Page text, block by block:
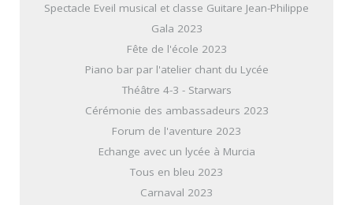
Spectacle Eveil musical et classe Guitare Jean-Philippe
Gala 2023
Fête de l'école 2023
Piano bar par l'atelier chant du Lycée
Théâtre 4-3 - Starwars
Cérémonie des ambassadeurs 2023
Forum de l'aventure 2023
Echange avec un lycée à Murcia
Tous en bleu 2023
Carnaval 2023